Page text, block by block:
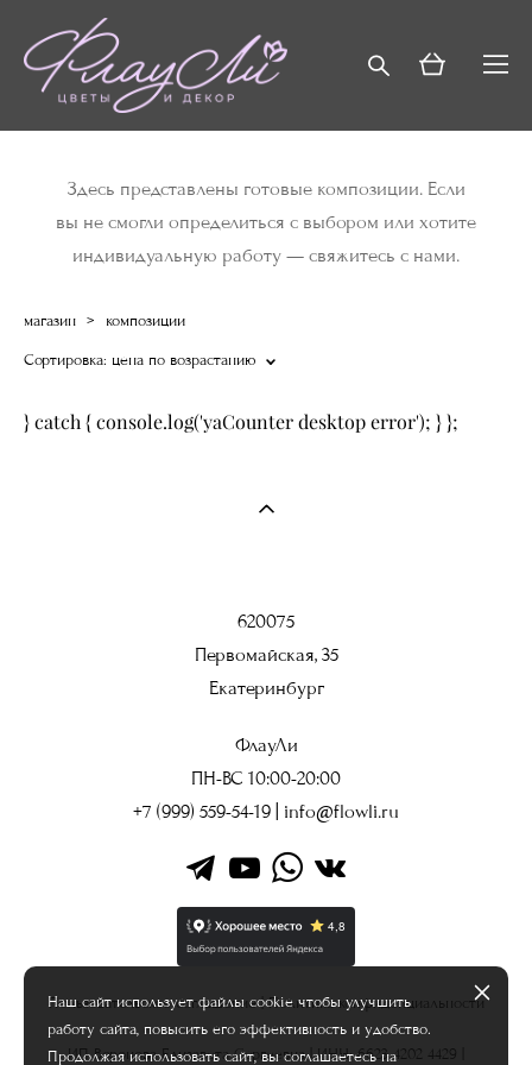
Здесь представлены готовые композиции. Если
вы не смогли определиться с выбором или хотите
индивидуальную работу — свяжитесь с нами.
магазин > композиции
Сортировка: цена по возрастанию
} catch { console.log('yaCounter desktop error'); } };
620075
Первомайская, 35
Екатеринбург
ФлауЛи
ПН-ВС 10:00-20:00
+7 (999) 559-54-19 info@flowli.ru
Пользовательское соглашение|Политика конфиденциальности
ИП Воронова Елизавета Сергеевна | ИНН: 6623 4202 4429 |
Наш сайт использует файлы cookie чтобы улучшить
работу сайта, повысить его эффективность и удобство.
Продолжая использовать сайт, вы соглашаетесь на